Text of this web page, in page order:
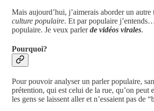
Mais aujourd’hui, j’aimerais aborder un autre
culture populaire. Et par populaire
populaire. Je veux parlerde vidéos virales.
Pourquoi?
Pour pouvoir analyser un parler populaire,
prétention, qui est celui de la rue, qu’on peut
les gens se laissent aller et n’essaient pas de